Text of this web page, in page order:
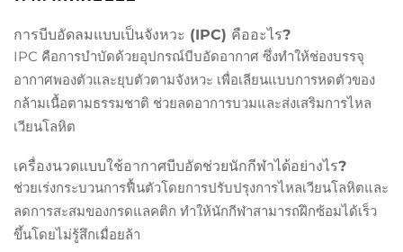
การบีบอัดลมแบบเป็นจังหวะ (IPC) คืออะไร?
IPC คือการบำบัดด้วยอุปกรณ์บีบอัดอากาศ ซึ่งทำให้ช่องบรรจุ
อากาศพองตัวและยุบตัวตามจังหวะ เพื่อเลียนแบบการหดตัวของ
กล้ามเนื้อตามธรรมชาติ ช่วยลดอาการบวมและส่งเสริมการไหล
เวียนโลหิต
เครื่องนวดแบบใช้อากาศบีบอัดช่วยนักกีฬาได้อย่างไร?
ช่วยเร่งกระบวนการฟื้นตัวโดยการปรับปรุงการไหลเวียนโลหิตและ
ลดการสะสมของกรดแลคติก ทำให้นักกีฬาสามารถฝึกซ้อมได้เร็ว
ขึ้นโดยไม่รู้สึกเมื่อยล้า